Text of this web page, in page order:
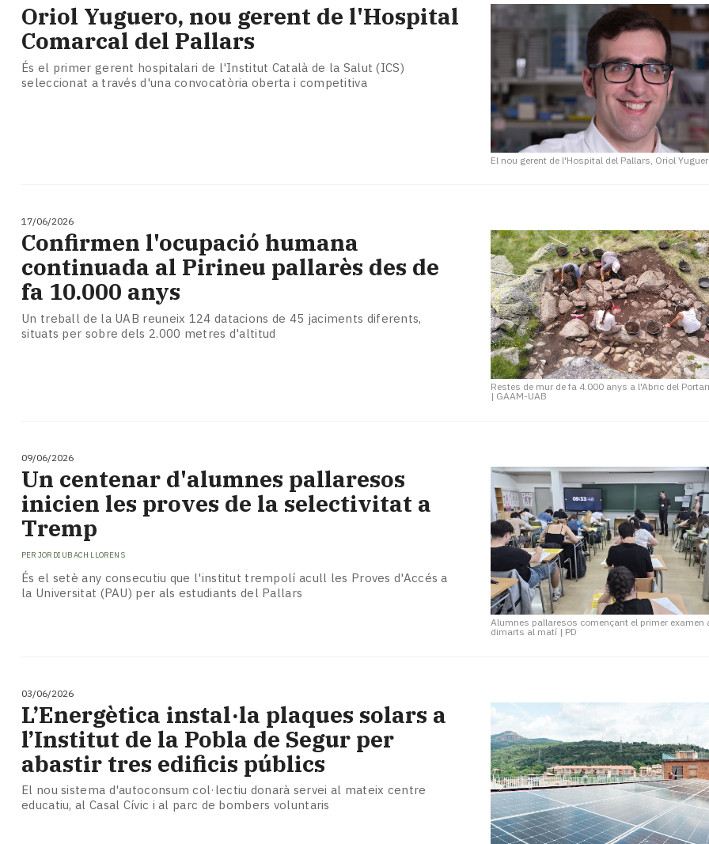
El nou gerent de l'Hospital del Pallars, Oriol
​Oriol Yuguero, nou gerent de l'Hospital
Comarcal del Pallars
És el primer gerent hospitalari de l'Institut Català de la Salut (ICS)
seleccionat a través d'una convocatòria oberta i competitiva
17/06/2026
Restes de mur de fa 4.000 anys a l'Abric del
| GAAM-UAB
Confirmen l'ocupació humana
continuada al Pirineu pallarès des de
fa 10.000 anys
Un treball de la UAB reuneix 124 datacions de 45 jaciments diferents,
situats per sobre dels 2.000 metres d'altitud
09/06/2026
Alumnes pallaresos començant el primer examen
dimarts al matí | PD
Un centenar d'alumnes pallaresos
inicien les proves de la selectivitat a
Tremp
PER JORDI UBACH LLORENS
És el setè any consecutiu que l'institut trempolí acull les Proves d'Accés a
la Universitat (PAU) per als estudiants del Pallars
03/06/2026
L’Energètica instal·la plaques solars a
l’Institut de la Pobla de Segur per
abastir tres edificis públics
El nou sistema d'autoconsum col·lectiu donarà servei al mateix centre
educatiu, al Casal Cívic i al parc de bombers voluntaris